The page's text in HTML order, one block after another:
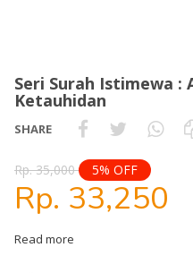
Seri Surah Istimewa :
Ketauhidan
SHARE
Rp. 35,000 5% OFF
Rp. 33,250
Read more